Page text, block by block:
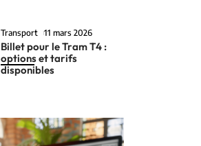
Transport 11 mars 2026
Billet pour le Tram T4 :
options et tarifs
disponibles